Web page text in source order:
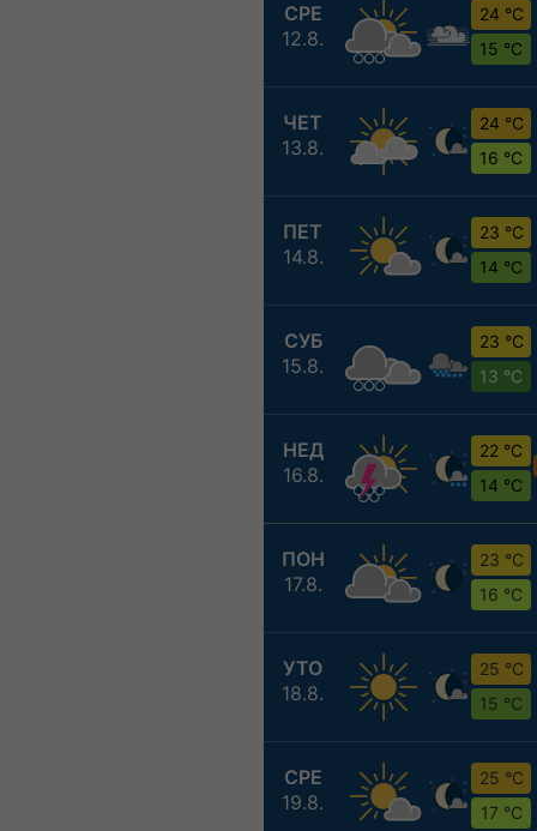
СРЕ
12.8.
24 °C
15 °C
ЧЕТ
13.8.
24 °C
16 °C
ПЕТ
14.8.
23 °C
14 °C
СУБ
15.8.
23 °C
13 °C
НЕД
16.8.
22 °C
14 °C
ПОН
17.8.
23 °C
16 °C
УТО
18.8.
25 °C
15 °C
СРЕ
19.8.
25 °C
17 °C